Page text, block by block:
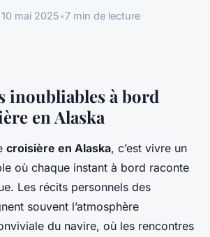
10 mai 2025•7 min de lecture
inoubliables à bord
en Alaska
croisière en Alaska, c’est vivre un
où chaque instant à bord raconte
Les récits personnels des
souvent l’atmosphère
du navire, où les rencontres